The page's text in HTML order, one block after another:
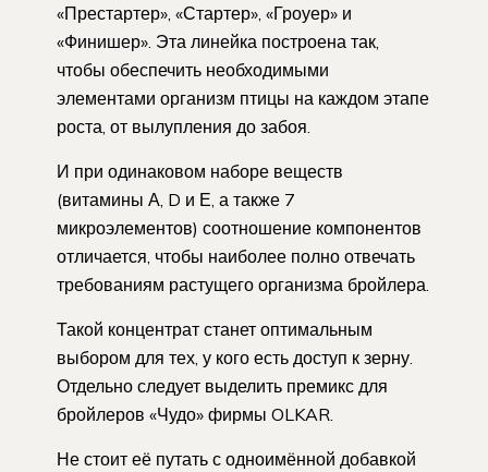
«Престартер», «Стартер», «Гроуер» и
«Финишер». Эта линейка построена так,
чтобы обеспечить необходимыми
элементами организм птицы на каждом этапе
роста, от вылупления до забоя.
И при одинаковом наборе веществ
(витамины А, D и Е, а также 7
микроэлементов) соотношение компонентов
отличается, чтобы наиболее полно отвечать
требованиям растущего организма бройлера.
Такой концентрат станет оптимальным
выбором для тех, у кого есть доступ к зерну.
Отдельно следует выделить премикс для
бройлеров «Чудо» фирмы OLKAR.
Не стоит её путать с одноимённой добавкой